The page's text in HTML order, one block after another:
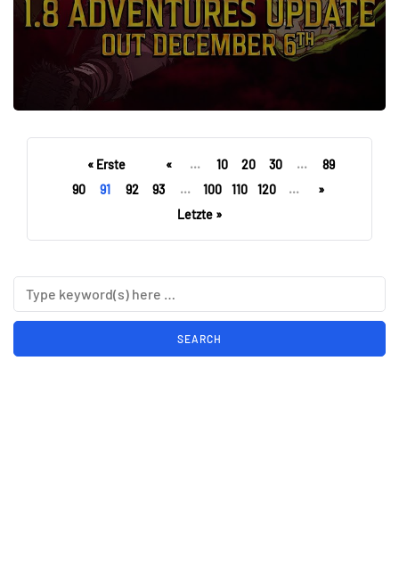
« Erste « ... 10 20 30 ...
89
90
91 92 93 ... 100 110 120 ...
»
Letzte »